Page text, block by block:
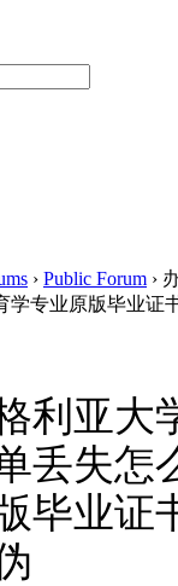
› Public Forum ›
学专业原版毕业证
利亚大
丢失怎
毕业证